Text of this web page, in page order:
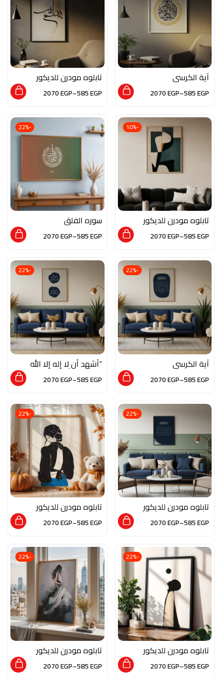
آية الكرسي
585EGP
–
2070EGP
تابلوه مودرن للديكور
من الخشب الطبيعي و
الزجاج بلمسه من الفن
585EGP
–
2070EGP
-10%
تابلوه مودرن للديكور
من الخشب الطبيعي و
الزجاج بلمسه من الفن
585EGP
–
2070EGP
-22%
سوره الفلق
585EGP
–
2070EGP
-22%
آية الكرسي
585EGP
–
2070EGP
-22%
“أشهد أن لا إله إلا الله
– وأشهد أن محمدًا
رسول الله”
585EGP
–
2070EGP
-22%
تابلوه مودرن للديكور
من الخشب الطبيعي و
الزجاج بلمسه من الفن
585EGP
–
2070EGP
-22%
تابلوه مودرن للديكور
من الخشب الطبيعي و
الزجاج بلمسه من الفن
585EGP
–
2070EGP
-22%
تابلوه مودرن للديكور
من الخشب الطبيعي و
الزجاج بلمسه من الفن
585EGP
–
2070EGP
-22%
تابلوه مودرن للديكور
من الخشب الطبيعي و
الزجاج بلمسه من الفن
585EGP
–
2070EGP